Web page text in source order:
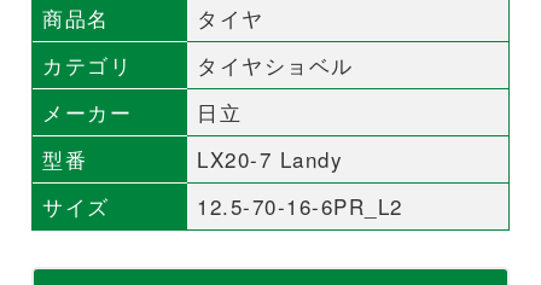
商品名
タイヤ
カテゴリ
タイヤショベル
メーカー
日立
型番
LX20-7 Landy
サイズ
12.5-70-16-6PR_L2